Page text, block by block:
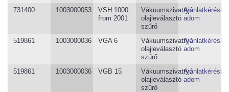
731400 1003000053
VSH 1000
from 2001
Vákuumszivattyú
olajleválasztó
szűrő
adom
519861 1003000036 VGA 6
Vákuumszivattyú
olajleválasztó
szűrő
adom
519861 1003000036 VGB 15
Vákuumszivattyú
olajleválasztó
szűrő
adom